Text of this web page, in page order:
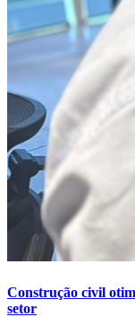
Construção civil
setor